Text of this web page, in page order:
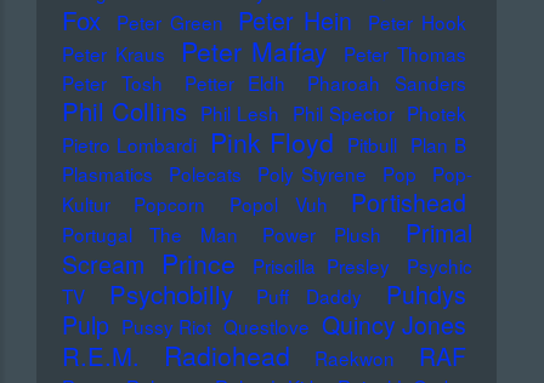
Fox
Peter Green Peter Hein
Peter Hook
Peter Kraus
Peter Maffay
Peter Thomas
Peter Tosh
Petter Eldh Pharoah Sanders
Phil Collins Phil Lesh Phil Spector Photek
Pietro Lombardi
Pink Floyd Pitbull Plan B
Plasmatics
Polecats Poly Styrene Pop
Pop-
Kultur
Popcorn Popol Vuh Portishead
Portugal The Man Power Plush
Primal
Scream
Prince Priscilla Presley
Psychic
TV
Psychobilly Puff Daddy
Puhdys
Pulp Pussy Riot Questlove Quincy Jones
R.E.M. Radiohead Raekwon RAF